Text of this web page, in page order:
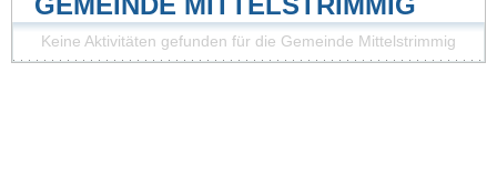
Keine Aktivitäten gefunden für die Gemeinde Mittelstrimmig